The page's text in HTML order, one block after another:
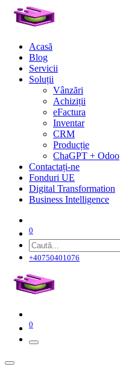
Acasă
Blog
Servicii
Soluții
Vânzări
Achiziții
eFactura
Inventar
CRM
Producție
ChaGPT + Odoo
Contactați-ne
Fonduri UE
Digital Transformation
Business Intelligence
0
+40750401076
0